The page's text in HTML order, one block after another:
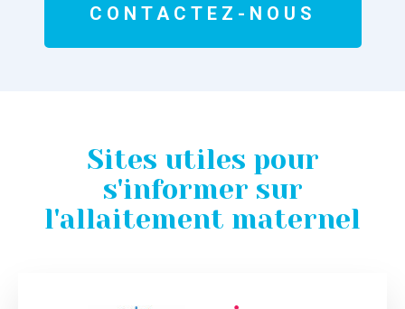
CONTACTEZ-NOUS
Sites utiles pour
s'informer sur
l'allaitement maternel